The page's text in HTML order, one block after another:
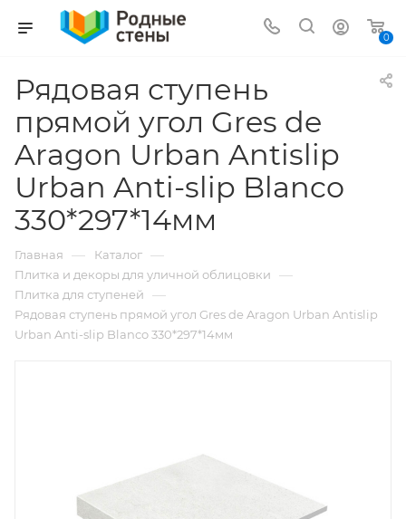
0
Рядовая ступень
прямой угол Gres de
Aragon Urban Antislip
Urban Anti-slip Blanco
330*297*14мм
Главная — Каталог —
Плитка и декоры для уличной облицовки —
Плитка для ступеней —
Рядовая ступень прямой угол Gres de Aragon Urban Antislip
Urban Anti-slip Blanco 330*297*14мм